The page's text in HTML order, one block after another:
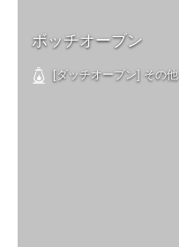
ボッチオーブン
[ダッチオーブン] その他